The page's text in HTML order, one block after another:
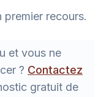
premier recours.
et vous ne
? Contactez
gratuit de